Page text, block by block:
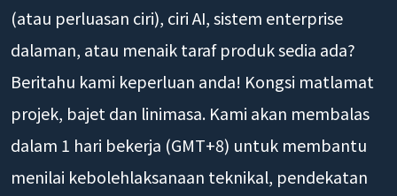
(atau perluasan ciri), ciri AI, sistem enterprise
dalaman, atau menaik taraf produk sedia ada?
Beritahu kami keperluan anda! Kongsi matlamat
projek, bajet dan linimasa. Kami akan membalas
dalam 1 hari bekerja (GMT+8) untuk membantu
menilai kebolehlaksanaan teknikal, pendekatan